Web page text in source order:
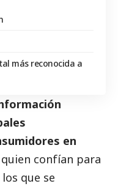
más reconocida a
en
confían para
que se